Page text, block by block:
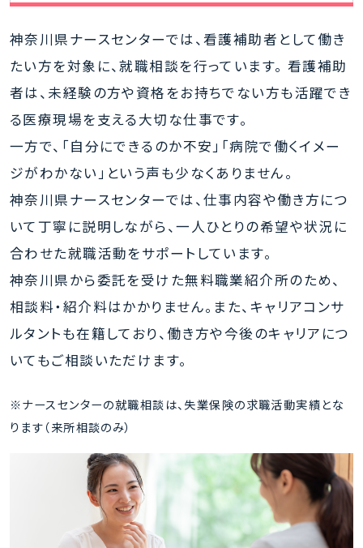
職
票
登
録
STEP
談・
検
索・
見
学
STEP
4
応
（直
神奈川県ナースセンターでは、看護補助者として働き
たい方を対象に、就職相談を行っています。 看護補助
者は、未経験の方や資格をお持ちでない方も活躍でき
る医療現場を支える大切な仕事です。
一方で、「自分にできるのか不安」「病院で働くイメー
ジがわかない」という声も少なくありません。
神奈川県ナースセンターでは、仕事内容や働き方につ
いて丁寧に説明しながら、一人ひとりの希望や状況に
合わせた就職活動をサポートしています。
神奈川県から委託を受けた無料職業紹介所のため、
相談料・紹介料はかかりません。また、キャリアコンサ
ルタントも在籍しており、働き方や今後のキャリアにつ
いてもご相談いただけます。
※ナースセンターの就職相談は、失業保険の求職活動実績とな
ります（来所相談のみ）